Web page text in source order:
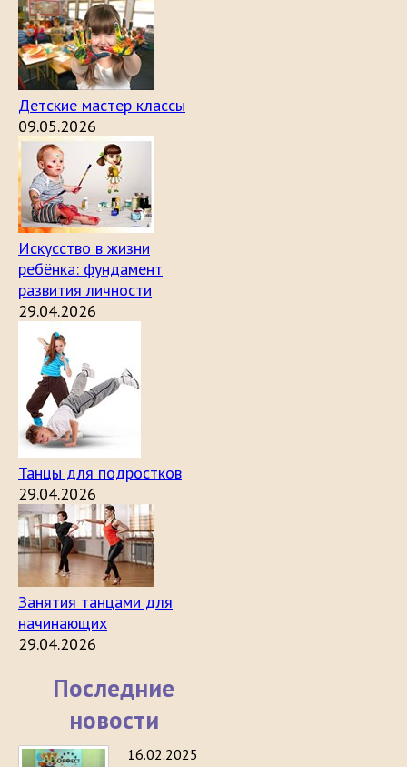
Детские мастер классы
09.05.2026
Искусство в жизни
ребёнка: фундамент
развития личности
29.04.2026
Танцы для подростков
29.04.2026
Занятия танцами для
начинающих
29.04.2026
Последние
новости
16.02.2025